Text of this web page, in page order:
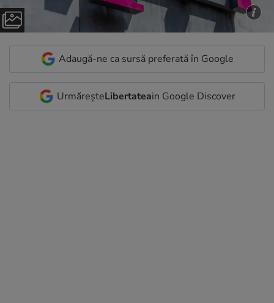
Adaugă-ne ca sursă preferată în Google
UrmăreșteLibertateain Google Discover